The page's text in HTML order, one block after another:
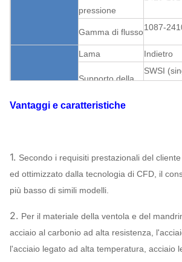
pressione
Gamma di flusso1087-
Lama Indietro
Supporto della
SWSI
Lubrificazione
bagno
Sopportare
Motore
ABB,
WEG,
Vantaggi e caratteristiche
1. Secondo i requisiti prestazionali del
ed ottimizzato dalla tecnologia di CFD, il
più basso di simili modelli.
2. Per il materiale della ventola e del
acciaio al carbonio ad alta resistenza,
l'acciaio legato ad alta temperatura, acciaio